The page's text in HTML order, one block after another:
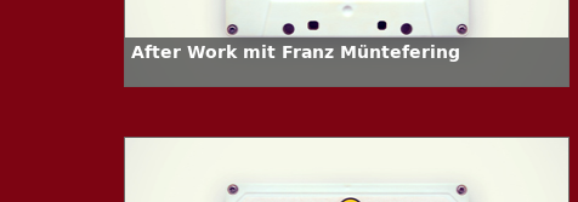
After Work mit Franz Müntefering